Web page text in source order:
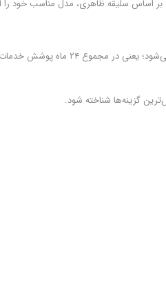
با خرید اتو پرس جانتک مدل ۵۷۰۰، از ۱۸ ماه گارانتی معتبر بهره‌مند
گزینه‌ها شناخته شود.